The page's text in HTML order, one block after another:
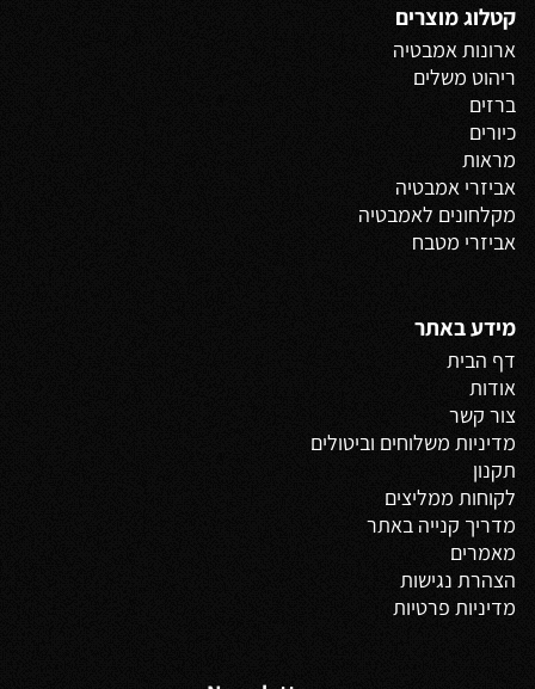
קטלוג מוצרים
ארונות אמבטיה
ריהוט משלים
ברזים
כיורים
מראות
אביזרי אמבטיה
מקלחונים לאמבטיה
אביזרי מטבח
מידע באתר
דף הבית
אודות
צור קשר
מדיניות משלוחים וביטולים
תקנון
לקוחות ממליצים
מדריך קנייה באתר
מאמרים
הצהרת נגישות
מדיניות פרטיות